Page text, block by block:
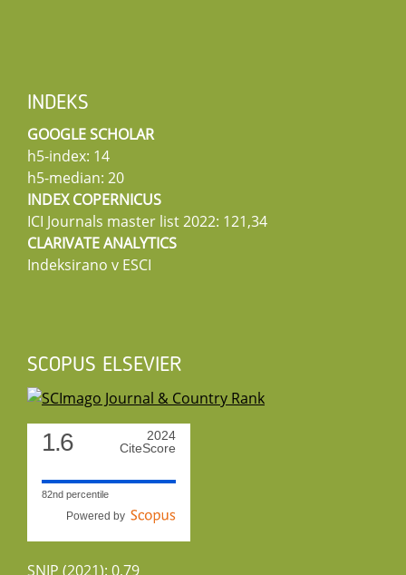
INDEKS
GOOGLE SCHOLAR
h5-index: 14
h5-median: 20
INDEX COPERNICUS
ICI Journals master list 2022: 121,34
CLARIVATE ANALYTICS
Indeksirano v ESCI
SCOPUS ELSEVIER
1.6
2024
CiteScore
82nd percentile
Powered by
SNIP (2021): 0,79